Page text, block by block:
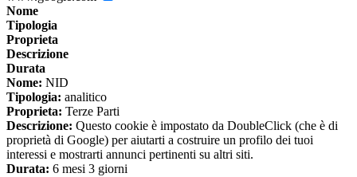
Nome
Tipologia
Proprieta
Descrizione
Durata
Nome: NID
Tipologia: analitico
Proprieta: Terze Parti
Descrizione: Questo cookie è impostato da DoubleClick (che è di
proprietà di Google) per aiutarti a costruire un profilo dei tuoi
interessi e mostrarti annunci pertinenti su altri siti.
Durata: 6 mesi 3 giorni